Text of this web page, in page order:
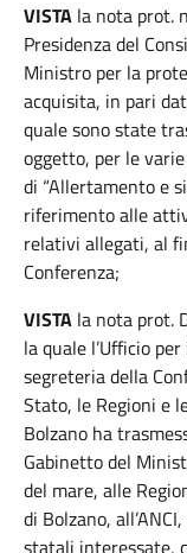
VISTA la nota prot.
Presidenza del
Ministro per la
acquisita, in pari
quale sono state
oggetto, per le
di “Allertamento e
riferimento alle
relativi allegati, al
Conferenza;
VISTA la nota prot.
la quale l’Ufficio
segreteria della
Stato, le Regioni e
Bolzano ha
Gabinetto del
del mare, alle
di Bolzano,
statali interessate,